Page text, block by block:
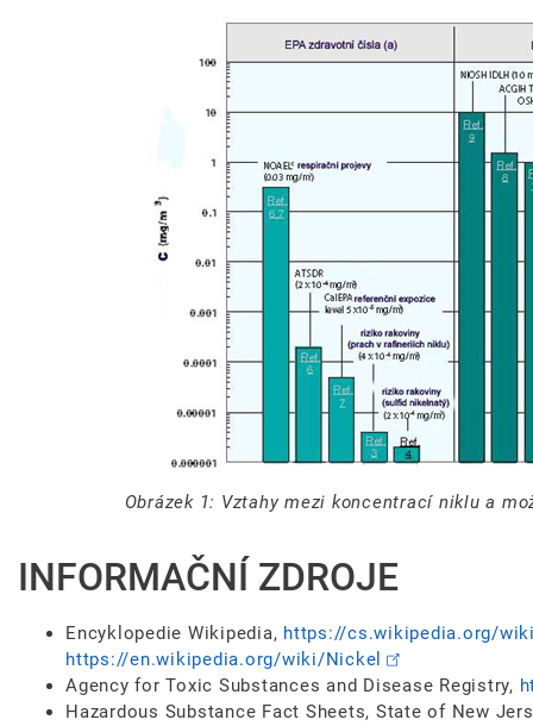
Obrázek 1: Vztahy mezi koncentrací niklu a
INFORMAČNÍ ZDROJE
Encyklopedie Wikipedia, https://cs.wikipedia.org/
https://en.wikipedia.org/wiki/Nickel
Agency for Toxic Substances and Disease Registry,
Hazardous Substance Fact Sheets, State of New